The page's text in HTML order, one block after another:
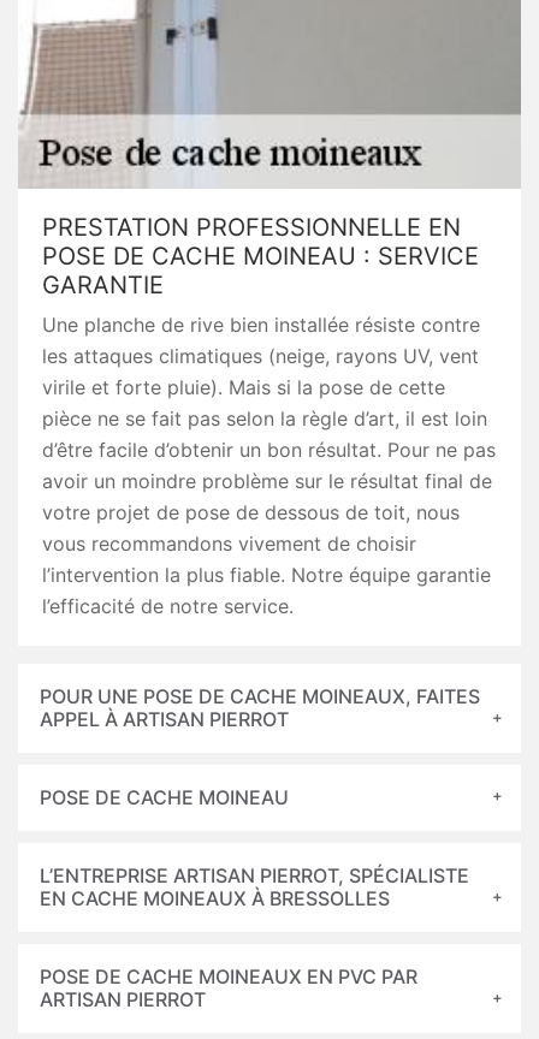
PRESTATION PROFESSIONNELLE EN
POSE DE CACHE MOINEAU : SERVICE
GARANTIE
Une planche de rive bien installée résiste contre
les attaques climatiques (neige, rayons UV, vent
virile et forte pluie). Mais si la pose de cette
pièce ne se fait pas selon la règle d’art, il est loin
d’être facile d’obtenir un bon résultat. Pour ne pas
avoir un moindre problème sur le résultat final de
votre projet de pose de dessous de toit, nous
vous recommandons vivement de choisir
l’intervention la plus fiable. Notre équipe garantie
l’efficacité de notre service.
POUR UNE POSE DE CACHE MOINEAUX, FAITES
APPEL À ARTISAN PIERROT
POSE DE CACHE MOINEAU
L’ENTREPRISE ARTISAN PIERROT, SPÉCIALISTE
EN CACHE MOINEAUX À BRESSOLLES
POSE DE CACHE MOINEAUX EN PVC PAR
ARTISAN PIERROT